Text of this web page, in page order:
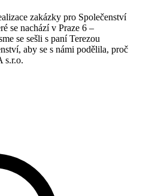
zakázky pro Společenství
se nachází v Praze 6 –
se sešli s paní Terezou
aby se s námi podělila, proč
s.r.o.